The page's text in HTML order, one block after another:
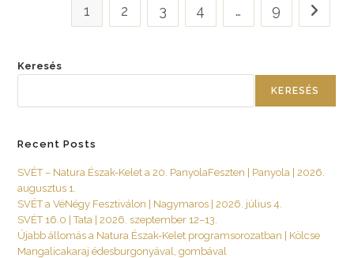
1 2 3 4 … 9 Go to
Keresés
KERESÉS
Recent Posts
SVÉT – Natura Észak-Kelet a 20. PanyolaFeszten | Panyola | 2026.
augusztus 1.
SVÉT a VéNégy Fesztiválon | Nagymaros | 2026. július 4.
SVÉT 16.0 | Tata | 2026. szeptember 12–13.
Újabb állomás a Natura Észak-Kelet programsorozatban | Kölcse
Mangalicakaraj édesburgonyával, gombával